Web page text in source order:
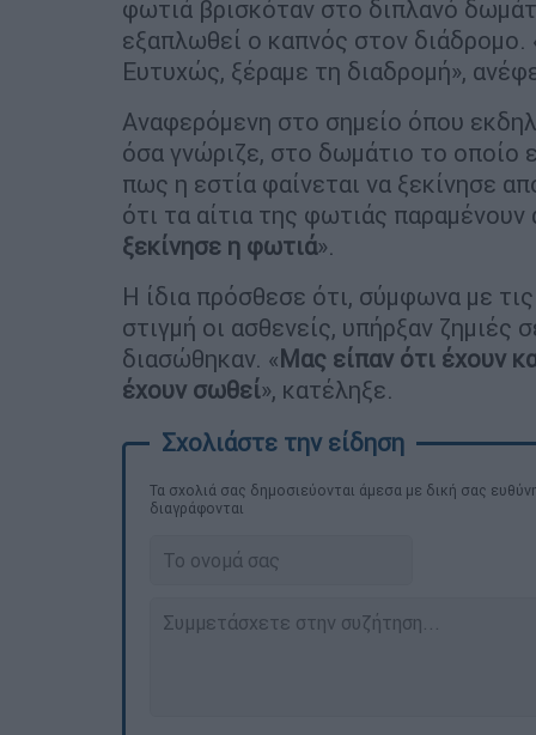
φωτιά βρισκόταν στο διπλανό
εξαπλωθεί ο καπνός στον
Ευτυχώς, ξέραμε τη διαδρομή»,
Αναφερόμενη στο σημείο όπου
όσα γνώριζε, στο δωμάτιο το οποίο
πως η εστία φαίνεται να ξεκίνησε
ότι τα αίτια της φωτιάς
ξεκίνησε η φωτιά».
Η ίδια πρόσθεσε ότι, σύμφωνα με
στιγμή οι ασθενείς, υπήρξαν
διασώθηκαν. «Μας είπαν ότι έχουν
έχουν σωθεί», κατέληξε.
Τα σχολιά σας δημοσιεύονται άμεσα με δική σας
διαγράφονται